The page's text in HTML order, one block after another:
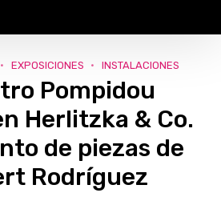
EXPOSICIONES INSTALACIONES
Pompidou
Herlitzka & Co.
de piezas de
Rodríguez